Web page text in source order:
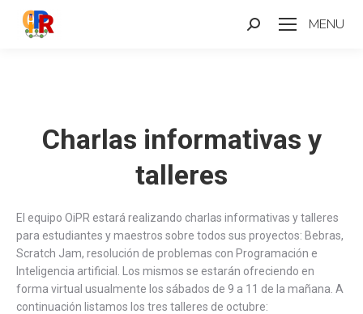
MENU
Search:
Charlas informativas y
talleres
El equipo OiPR estará realizando charlas informativas y talleres
para estudiantes y maestros sobre todos sus proyectos: Bebras,
Scratch Jam, resolución de problemas con Programación e
Inteligencia artificial. Los mismos se estarán ofreciendo en
forma virtual usualmente los sábados de 9 a 11 de la mañana. A
continuación listamos los tres talleres de octubre: